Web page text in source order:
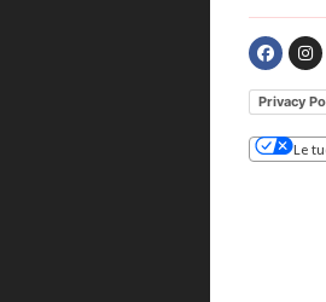
Privacy
Le